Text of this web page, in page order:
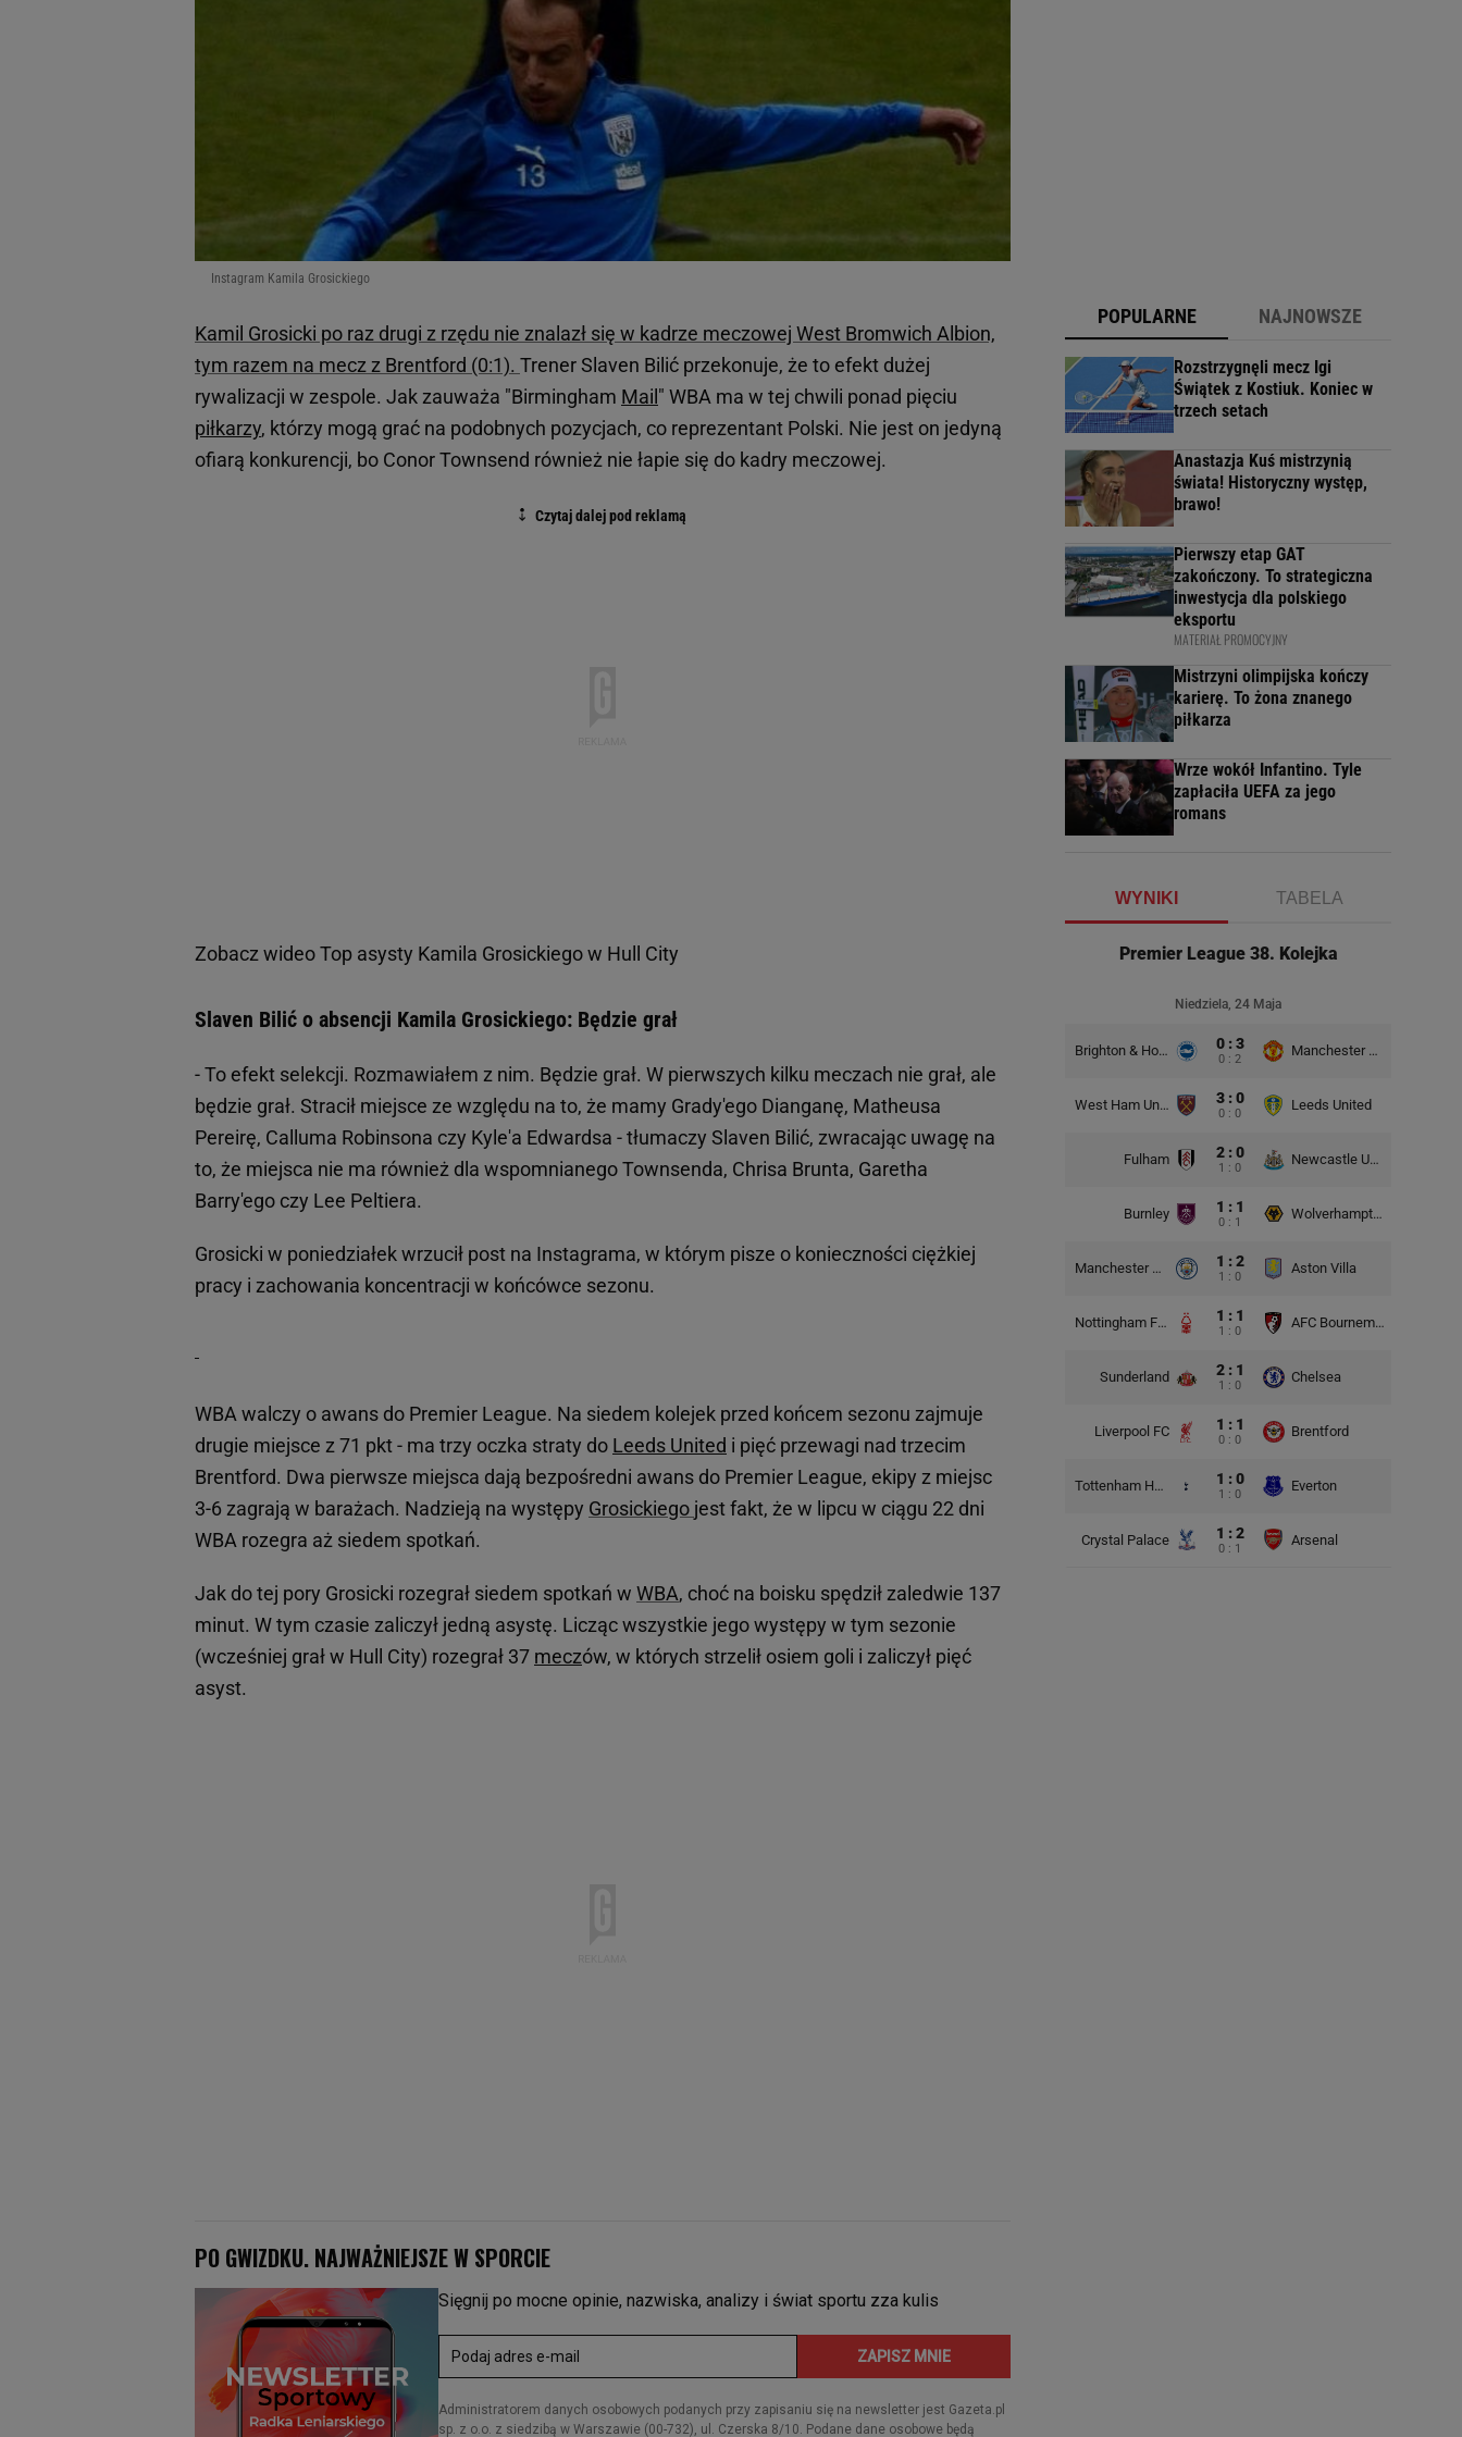
Instagram Kamila Grosickiego
Kamil Grosicki po raz drugi z rzędu nie znalazł się w kadrze meczowej West Bromwich Albion,
tym razem na mecz z Brentford (0:1). Trener Slaven Bilić przekonuje, że to efekt dużej
rywalizacji w zespole. Jak zauważa "Birmingham Mail" WBA ma w tej chwili ponad pięciu
piłkarzy, którzy mogą grać na podobnych pozycjach, co reprezentant Polski. Nie jest on jedyną
ofiarą konkurencji, bo Conor Townsend również nie łapie się do kadry meczowej.
Zobacz wideoTop asysty Kamila Grosickiego w Hull City
Slaven Bilić o absencji Kamila Grosickiego: Będzie grał
- To efekt selekcji. Rozmawiałem z nim. Będzie grał. W pierwszych kilku meczach nie grał, ale
będzie grał. Stracił miejsce ze względu na to, że mamy Grady'ego Dianganę, Matheusa
Pereirę, Calluma Robinsona czy Kyle'a Edwardsa - tłumaczy Slaven Bilić, zwracając uwagę na
to, że miejsca nie ma również dla wspomnianego Townsenda, Chrisa Brunta, Garetha
Barry'ego czy Lee Peltiera.
Grosicki w poniedziałek wrzucił post na Instagrama, w którym pisze o konieczności ciężkiej
pracy i zachowania koncentracji w końcówce sezonu.
WBA walczy o awans do Premier League. Na siedem kolejek przed końcem sezonu zajmuje
drugie miejsce z 71 pkt - ma trzy oczka straty do Leeds United i pięć przewagi nad trzecim
Brentford. Dwa pierwsze miejsca dają bezpośredni awans do Premier League, ekipy z miejsc
3-6 zagrają w barażach. Nadzieją na występy Grosickiego jest fakt, że w lipcu w ciągu 22 dni
WBA rozegra aż siedem spotkań.
Jak do tej pory Grosicki rozegrał siedem spotkań w WBA, choć na boisku spędził zaledwie 137
minut. W tym czasie zaliczył jedną asystę. Licząc wszystkie jego występy w tym sezonie
(wcześniej grał w Hull City) rozegrał 37 meczów, w których strzelił osiem goli i zaliczył pięć
asyst.
POPULARNE NAJNOWSZE
Rozstrzygnęli mecz Igi
Świątek z Kostiuk. Koniec w
trzech setach
Anastazja Kuś mistrzynią
świata! Historyczny występ,
brawo!
Pierwszy etap GAT
zakończony. To strategiczna
inwestycja dla polskiego
eksportu
MATERIAŁ PROMOCYJNY
Mistrzyni olimpijska kończy
karierę. To żona znanego
piłkarza
Wrze wokół Infantino. Tyle
zapłaciła UEFA za jego
romans
WYNIKI TABELA
Premier League 38. Kolejka
Niedziela, 24 Maja
Brighton & Hove Albion 0 : 3
0 : 2
Manchester United
West Ham United 3 : 0
0 : 0
Leeds United
Fulham 2 : 0
1 : 0
Newcastle United
Burnley 1 : 1
0 : 1
Wolverhampton Wanderers
Manchester City 1 : 2
1 : 0
Aston Villa
Nottingham Forest 1 : 1
1 : 0
AFC Bournemouth
Sunderland 2 : 1
1 : 0
Chelsea
Liverpool FC 1 : 1
0 : 0
Brentford
Tottenham Hotspur 1 : 0
1 : 0
Everton
Crystal Palace 1 : 2
0 : 1
Arsenal